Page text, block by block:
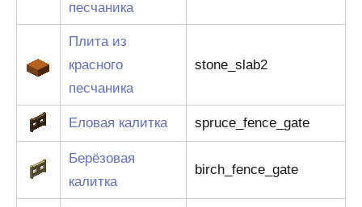
песчаника
Плита из
красного
песчаника
stone_slab2
Еловая калитка spruce_fence_gate
Берёзовая
калитка
birch_fence_gate